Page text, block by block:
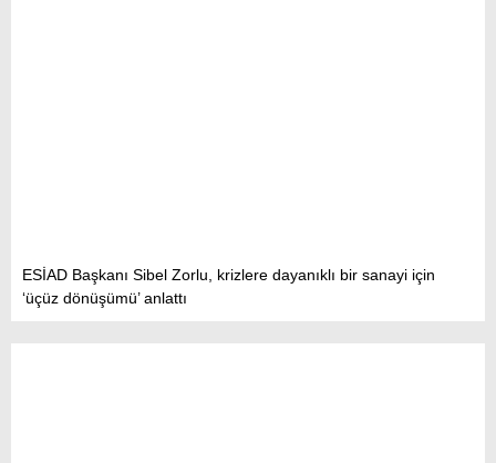
ESİAD Başkanı Sibel Zorlu, krizlere dayanıklı bir sanayi için
‘üçüz dönüşümü’ anlattı